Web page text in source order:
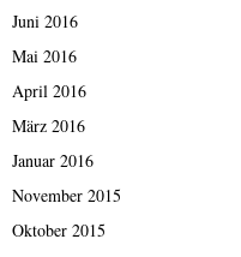
Juni 2016
Mai 2016
April 2016
März 2016
Januar 2016
November 2015
Oktober 2015